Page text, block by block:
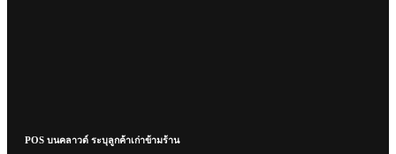
POS บนคลาวด์ ระบุลูกค้าเก่าข้ามร้าน